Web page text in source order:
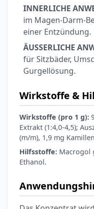
INNERLICHE
im Magen-Darm-
einer Entzündung.
ÄUSSERLICHE
für Sitzbäder,
Gurgellösung.
Wirkstoffe &
Wirkstoffe (pro 1 g):
Extrakt (1:4,0-4,5);
(m/m), 1,9 mg
Hilfsstoffe: Macrogol
Ethanol.